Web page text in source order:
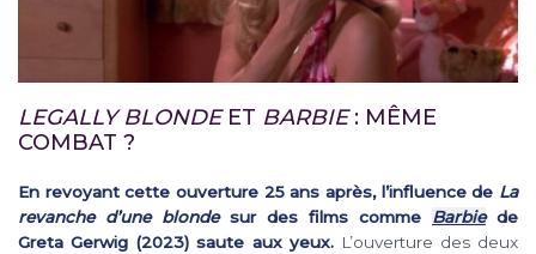
LEGALLY BLONDEET BARBIE: MÊME
COMBAT ?
En revoyant cette ouverture 25 ans après, l’influence de La
revanche d’une blondesur des films comme Barbiede
Greta Gerwig (2023) saute aux yeux.L’ouverture des deux